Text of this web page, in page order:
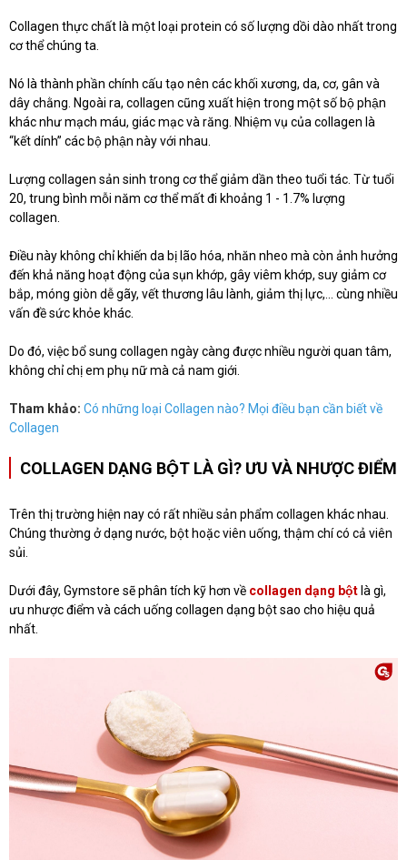
Collagen thực chất là một loại protein có số lượng dồi dào nhất trong
cơ thể chúng ta.
Nó là thành phần chính cấu tạo nên các khối xương, da, cơ, gân và
dây chằng. Ngoài ra, collagen cũng xuất hiện trong một số bộ phận
khác như mạch máu, giác mạc và răng. Nhiệm vụ của collagen là
“kết dính” các bộ phận này với nhau.
Lượng collagen sản sinh trong cơ thể giảm dần theo tuổi tác. Từ tuổi
20, trung bình mỗi năm cơ thể mất đi khoảng 1 - 1.7% lượng
collagen.
Điều này không chỉ khiến da bị lão hóa, nhăn nheo mà còn ảnh hưởng
đến khả năng hoạt động của sụn khớp, gây viêm khớp, suy giảm cơ
bắp, móng giòn dễ gãy, vết thương lâu lành, giảm thị lực,... cùng nhiều
vấn đề sức khỏe khác.
Do đó, việc bổ sung collagen ngày càng được nhiều người quan tâm,
không chỉ chị em phụ nữ mà cả nam giới.
Tham khảo: Có những loại Collagen nào? Mọi điều bạn cần biết về
Collagen
COLLAGEN DẠNG BỘT LÀ GÌ? ƯU VÀ NHƯỢC ĐIỂM
Trên thị trường hiện nay có rất nhiều sản phẩm collagen khác nhau.
Chúng thường ở dạng nước, bột hoặc viên uống, thậm chí có cả viên
sủi.
Dưới đây, Gymstore sẽ phân tích kỹ hơn về collagen dạng bột là gì,
ưu nhược điểm và cách uống collagen dạng bột sao cho hiệu quả
nhất.